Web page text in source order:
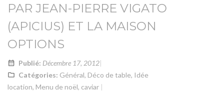
PAR JEAN-PIERRE VIGATO
(APICIUS) ET LA MAISON
OPTIONS
Publié: Décembre 17, 2012
Catégories: Général, Déco de table, Idée
location, Menu de noël, caviar